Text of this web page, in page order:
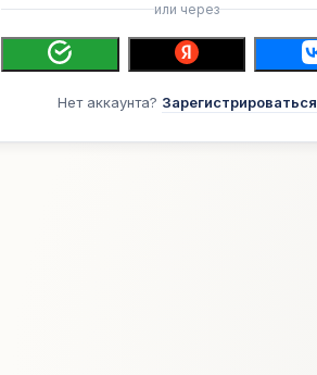
или через
Нет аккаунта? Зарегистрироваться